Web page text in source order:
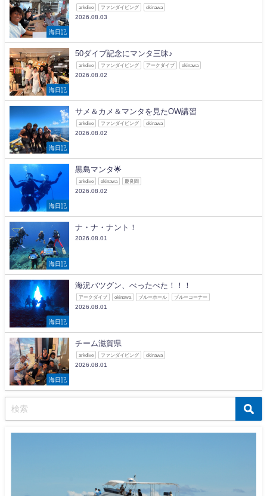
海日記
arkdive ファンダイビング okinawa
2026.08.03
海日記
50ダイブ記念にマンタ三昧♪
arkdive ファンダイビング アークダイブ okinawa
2026.08.02
海日記
サメ＆カメ＆マンタを見たOW講習
arkdive ファンダイビング okinawa
2026.08.02
海日記
黒島マンタ🌟
arkdive okinawa 慶良間
2026.08.02
海日記
ナ・ナ・ナント！
2026.08.01
海日記
海況バツグン、べったべた！！！
アークダイブ okinawa ブルーホール ブルーコーナー
2026.08.01
海日記
チーム滋賀県
arkdive ファンダイビング okinawa
2026.08.01